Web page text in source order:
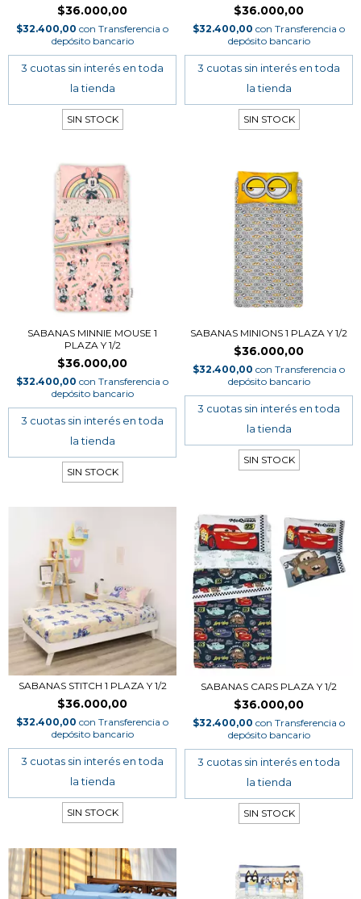
$36.000,00
$32.400,00 con Transferencia o
depósito bancario
SIN STOCK
$36.000,00
$32.400,00 con Transferencia o
depósito bancario
SIN STOCK
SABANAS MINNIE MOUSE 1
PLAZA Y 1/2
$36.000,00
$32.400,00 con Transferencia o
depósito bancario
SIN STOCK
SABANAS MINIONS 1 PLAZA Y 1/2
$36.000,00
$32.400,00 con Transferencia o
depósito bancario
SIN STOCK
SABANAS STITCH 1 PLAZA Y 1/2
$36.000,00
$32.400,00 con Transferencia o
depósito bancario
SIN STOCK
SABANAS CARS PLAZA Y 1/2
$36.000,00
$32.400,00 con Transferencia o
depósito bancario
SIN STOCK